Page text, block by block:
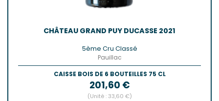
CHÂTEAU GRAND PUY DUCASSE 2021
5ème Cru Classé
Pauillac
CAISSE BOIS DE 6 BOUTEILLES 75 CL
Prix
201,60 €
(Unité : 33,60 €)